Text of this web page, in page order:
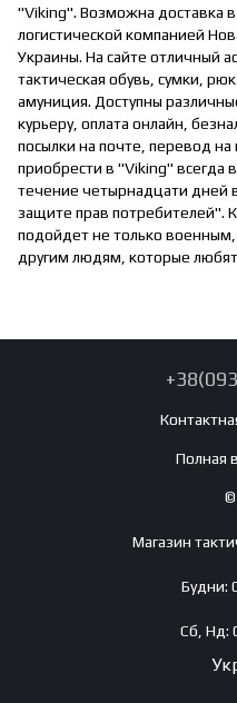
"Viking". Возможна доставка
логистической компанией
Украины. На сайте отличный
тактическая обувь, сумки,
амуниция. Доступны
курьеру, оплата онлайн,
посылки на почте, перевод
приобрести в "Viking" всегда
течение четырнадцати дней
защите прав потребителей".
подойдет не только
другим людям, которые
Полная
©
Магазин
Будни:
Сб, Нд: